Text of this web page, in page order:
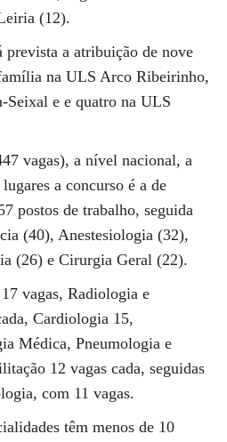
(12).
a atribuição de nove
na ULS Arco Ribeirinho,
Seixal e e quatro na ULS
vagas), a nível nacional, a
a concurso é a de
postos de trabalho, seguida
(40), Anestesiologia (32),
(26) e Cirurgia Geral (22).
vagas, Radiologia e
Cardiologia 15,
Médica, Pneumologia e
12 vagas cada, seguidas
com 11 vagas.
têm menos de 10